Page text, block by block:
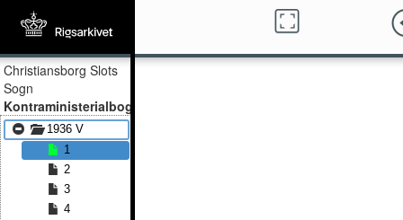
Christiansborg Slots
Sogn
Kontraministerialbog
1936 V
1
2
3
4